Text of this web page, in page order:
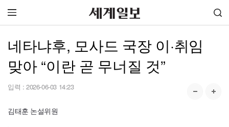
네타냐후, 모사드 국장 이·취임
맞아 “이란 곧 무너질 것”
입력 : 2026-06-03 14:23
김태훈 논설위원